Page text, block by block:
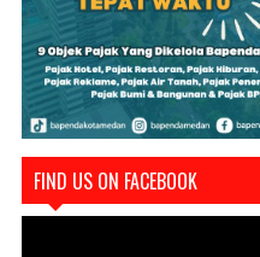
FIND US ON FACEBOOK